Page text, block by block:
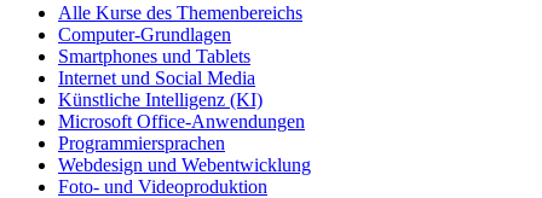
Alle Kurse des Themenbereichs
Computer-Grundlagen
Smartphones und Tablets
Internet und Social Media
Künstliche Intelligenz (KI)
Microsoft Office-Anwendungen
Programmiersprachen
Webdesign und Webentwicklung
Foto- und Videoproduktion